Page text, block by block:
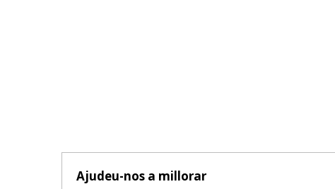
Ajudeu-nos a millorar